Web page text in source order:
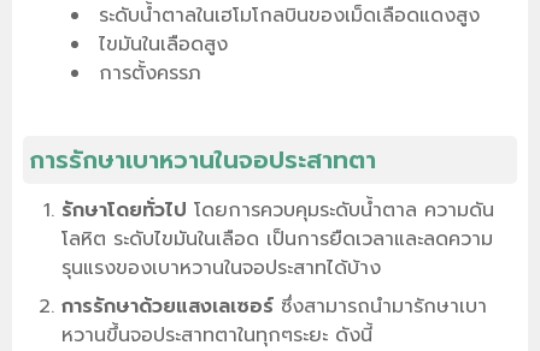
ระดับน้ำตาลในเฮโมโกลบินของเม็ดเลือดแดงสูง
ไขมันในเลือดสูง
การตั้งครรภ
การรักษาเบาหวานในจอประสาทตา
รักษาโดยทั่วไป โดยการควบคุมระดับน้ำตาล ความดัน
โลหิต ระดับไขมันในเลือด เป็นการยืดเวลาและลดความ
รุนแรงของเบาหวานในจอประสาทได้บ้าง
การรักษาด้วยแสงเลเซอร์ ซึ่งสามารถนำมารักษาเบา
หวานขึ้นจอประสาทตาในทุกๆระยะ ดังนี้